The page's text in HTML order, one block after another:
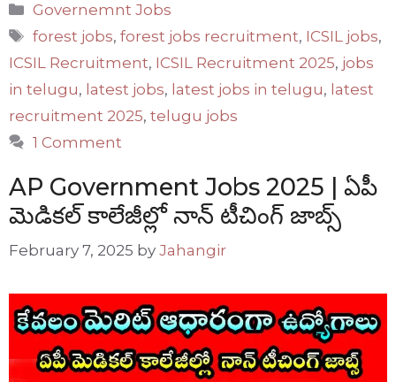
Categories
Governemnt Jobs
Tags
forest jobs,forest jobs recruitment, ICSIL jobs,
ICSIL Recruitment, ICSIL Recruitment 2025, jobs
in telugu, latest jobs, latest jobs in telugu, latest
recruitment 2025, telugu jobs
1 Comment
AP Government Jobs 2025 | ఏపీ
మెడికల్ కాలేజీల్లో నాన్ టీచింగ్ జాబ్స్
February 7, 2025 by Jahangir